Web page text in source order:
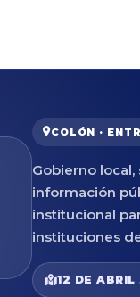
COLÓN ·
Gobierno
información
institucional
instituciones
12 DE ABRIL